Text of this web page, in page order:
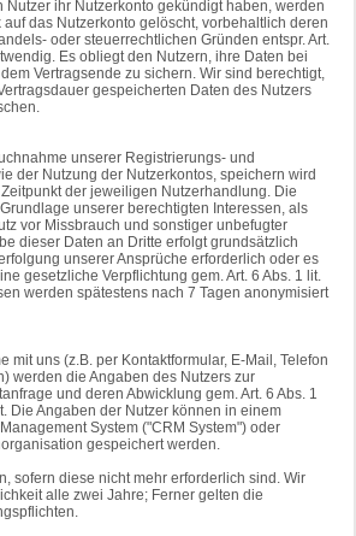
Nutzer ihr Nutzerkonto gekündigt haben, werden
das Nutzerkonto gelöscht, vorbehaltlich deren
oder steuerrechtlichen Gründen entspr. Art.
Es obliegt den Nutzern, ihre Daten bei
Vertragsende zu sichern. Wir sind berechtigt,
gespeicherten Daten des Nutzers
unserer Registrierungs- und
der Nutzung der Nutzerkontos, speichern wird
der jeweiligen Nutzerhandlung. Die
unserer berechtigten Interessen, als
vor Missbrauch und sonstiger unbefugter
dieser Daten an Dritte erfolgt grundsätzlich
unserer Ansprüche erforderlich oder es
gesetzliche Verpflichtung gem. Art. 6 Abs. 1 lit.
werden spätestens nach 7 Tagen anonymisiert
mit uns (z.B. per Kontaktformular, E-Mail, Telefon
werden die Angaben des Nutzers zur
und deren Abwicklung gem. Art. 6 Abs. 1
Die Angaben der Nutzer können in einem
System ("CRM System") oder
gespeichert werden.
sofern diese nicht mehr erforderlich sind. Wir
alle zwei Jahre; Ferner gelten die